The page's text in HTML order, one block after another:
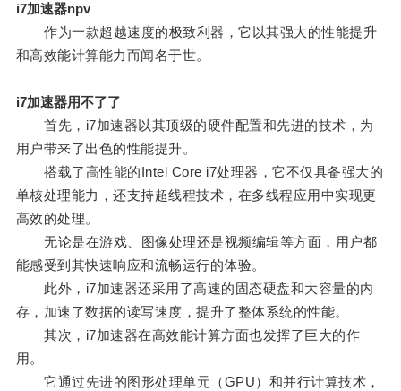
i7加速器npv
作为一款超越速度的极致利器，它以其强大的性能提升
和高效能计算能力而闻名于世。
i7加速器用不了了
首先，i7加速器以其顶级的硬件配置和先进的技术，为
用户带来了出色的性能提升。
搭载了高性能的Intel Core i7处理器，它不仅具备强大的
单核处理能力，还支持超线程技术，在多线程应用中实现更
高效的处理。
无论是在游戏、图像处理还是视频编辑等方面，用户都
能感受到其快速响应和流畅运行的体验。
此外，i7加速器还采用了高速的固态硬盘和大容量的内
存，加速了数据的读写速度，提升了整体系统的性能。
其次，i7加速器在高效能计算方面也发挥了巨大的作
用。
它通过先进的图形处理单元（GPU）和并行计算技术，